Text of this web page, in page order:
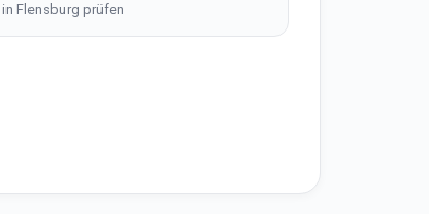
Flensburg prüfen